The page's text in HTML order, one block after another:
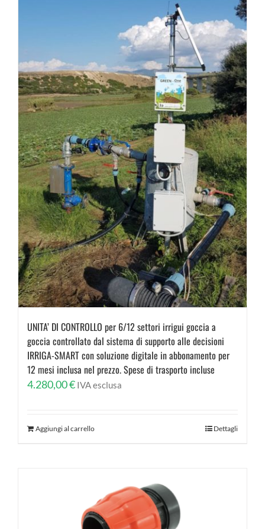
UNITA’ DI CONTROLLO per 6/12 settori irrigui goccia a
goccia controllato dal sistema di supporto alle decisioni
IRRIGA-SMART con soluzione digitale in abbonamento per
12 mesi inclusa nel prezzo. Spese di trasporto incluse
4.280,00€ IVA esclusa
Aggiungi al carrello Dettagli